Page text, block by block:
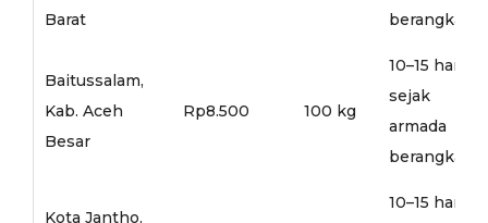
Barat
berangkat
Baitussalam,
Kab. Aceh
Besar
Rp8.500 100 kg
10–15 hari
sejak
armada
berangkat
Kota Jantho,
10–15 hari